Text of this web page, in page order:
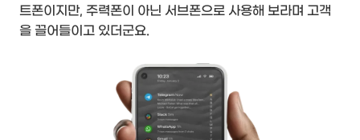
트폰이지만, 주력폰이 아닌 서브폰으로 사용해 보라며 고객
을 끌어들이고 있더군요.